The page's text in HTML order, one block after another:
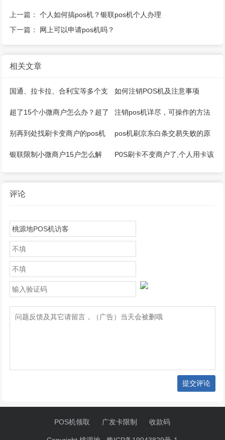
上一篇：个人如何搞pos机？银联pos机个人办理
下一篇： 网上可以申请pos机吗？
相关文章
国通、拉卡拉、合利宝等多个支
付公司推出微智能pos机
如何注销POS机及注意事项
超了15个小微商户怎么办？超了
5家收单机构怎么办？
注销pos机详尽，可操作的方法
来了
别再到处找刷卡变商户的pos机
器了
pos机刷京东白条交易失败的原
因是什么
银联限制小微商户15户怎么解
P0S刷卡不变商户了,个人用卡该
评论
提交评论
POS机领取 广发卡限制 收款码